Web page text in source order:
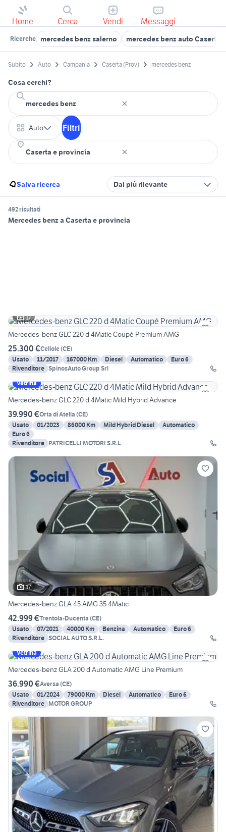
Home Cerca Vendi Messaggi
Ricerche mercedes benz salerno mercedes benz auto Caserta
Subito Auto Campania Caserta (Prov) mercedes benz
Cosa cerchi?
Auto Filtri
Salva ricerca Dal più rilevante
492 risultati
Mercedes benz a Caserta e provincia
17
Mercedes-benz GLC 220 d 4Matic Coupé Premium AMG
25.300 €Cellole(CE)
Usato
11/2017 167000 Km Diesel Automatico
Euro 6
Rivenditore SpinosAuto Group Srl
Vetrina
Mercedes-benz GLC 220 d 4Matic Mild Hybrid Advance
39.990 €Orta di Atella (CE)
Usato
01/2023 86000 Km Mild Hybrid Diesel
Automatico
Euro 6
Rivenditore PATRICELLI MOTORI S.R.L
17
Mercedes-benz GLA 45 AMG 35 4Matic
42.999 €Trentola-Ducenta (CE)
Usato
07/2021 40000 Km Benzina Automatico
Euro 6
Rivenditore SOCIAL AUTO S.R.L.
Vetrina
Mercedes-benz GLA 200 d Automatic AMG Line Premium
36.990 €Aversa (CE)
Usato
01/2024 79000 Km Diesel Automatico
Euro 6
Rivenditore MOTOR GROUP